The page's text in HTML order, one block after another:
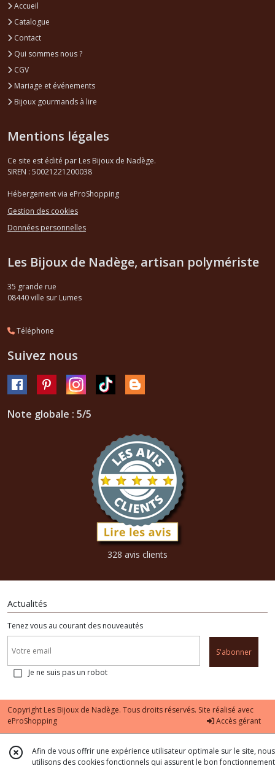
Accueil
Catalogue
Contact
Qui sommes nous ?
CGV
Mariage et événements
Bijoux gourmands à lire
Mentions légales
Ce site est édité par Les Bijoux de Nadège.
SIREN : 50021221200038
Hébergement via eProShopping
Gestion des cookies
Données personnelles
Les Bijoux de Nadège, artisan polymériste
35 grande rue
08440ville sur Lumes
Téléphone
Suivez nous
Note globale : 5/5
328 avis clients
Actualités
Tenez vous au courant des nouveautés
S'abonner
Je ne suis pas un robot
Copyright Les Bijoux de Nadège. Tous droits réservés. Site réalisé avec
eProShopping
Accès gérant
Afin de vous offrir une expérience utilisateur optimale sur le site, nous
utilisons des cookies fonctionnels qui assurent le bon fonctionnement